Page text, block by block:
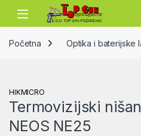
Skip to navigation
Skip to content
Open
Početna Optika i baterijske
HIKMICRO
Termovizijski
NEOS NE25